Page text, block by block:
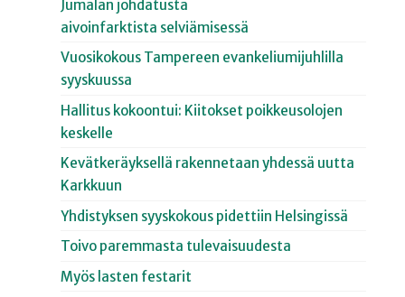
Jumalan johdatusta
aivoinfarktista selviämisessä
Vuosikokous Tampereen evankeliumijuhlilla
syyskuussa
Hallitus kokoontui: Kiitokset poikkeusolojen
keskelle
Kevätkeräyksellä rakennetaan yhdessä uutta
Karkkuun
Yhdistyksen syyskokous pidettiin Helsingissä
Toivo paremmasta tulevaisuudesta
Myös lasten festarit